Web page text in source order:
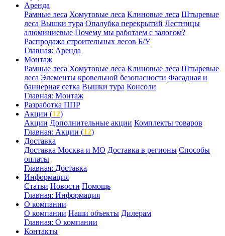
Аренда
Рамные леса Хомутовые леса Клиновые леса Штыревые
леса Вышки тура Опалубка перекрытий Лестницы
алюминиевые Почему мы работаем с залогом?
Распродажа строительных лесов Б/У
Главная: Аренда
Монтаж
Рамные леса Хомутовые леса Клиновые леса Штыревые
леса Элементы кровельной безопасности Фасадная и
баннерная сетка Вышки тура Консоли
Главная: Монтаж
Разработка ППР
Акции (12)
Акции Дополнительные акции Комплекты товаров
Главная: Акции (12)
Доставка
Доставка Москва и МО Доставка в регионы Способы
оплаты
Главная: Доставка
Информация
Статьи Новости Помощь
Главная: Информация
О компании
О компании Наши объекты Дилерам
Главная: О компании
Контакты